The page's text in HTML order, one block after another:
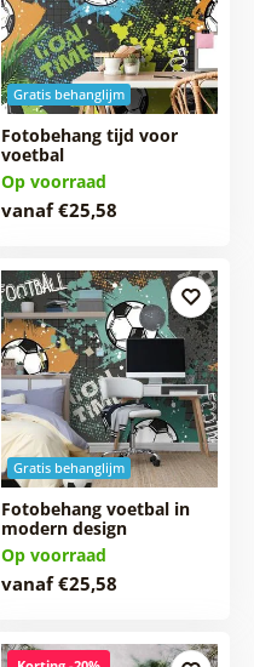
Gratis behanglijm
Fotobehang tijd voor
voetbal
Op voorraad
vanaf €25,58
Gratis behanglijm
Fotobehang voetbal in
modern design
Op voorraad
vanaf €25,58